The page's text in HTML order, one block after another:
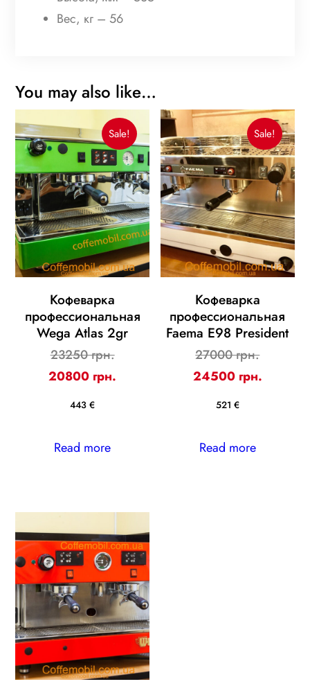
Вес, кг – 56
You may also like…
Sale!
Кофеварка
профессиональная
Wega Atlas 2gr
23250 грн.Original
price
20800 грн.
443 €
Read more
Sale!
Кофеварка
профессиональная
Faema E98 President
27000 грн.Original
price
24500 грн.Current
521 €
Read more